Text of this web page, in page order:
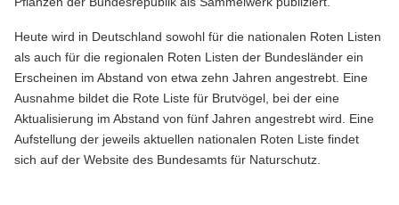
Heute wird in Deutschland sowohl für die nationalen Roten Listen
als auch für die regionalen Roten Listen der Bundesländer ein
Erscheinen im Abstand von etwa zehn Jahren angestrebt. Eine
Ausnahme bildet die Rote Liste für Brutvögel, bei der eine
Aktualisierung im Abstand von fünf Jahren angestrebt wird. Eine
Aufstellung der jeweils aktuellen nationalen Roten Liste findet
sich auf der Website des Bundesamts für Naturschutz.